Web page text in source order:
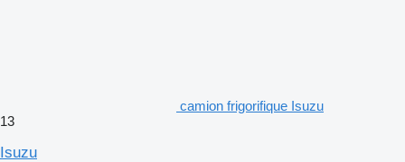
camion frigorifique Isuzu
13
Isuzu